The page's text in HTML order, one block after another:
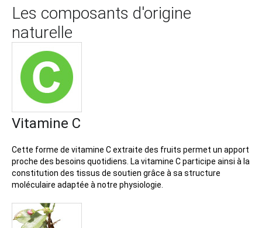
Les composants d'origine
naturelle
Vitamine C
Cette forme de vitamine C extraite des fruits permet un apport
proche des besoins quotidiens. La vitamine C participe ainsi à la
constitution des tissus de soutien grâce à sa structure
moléculaire adaptée à notre physiologie.